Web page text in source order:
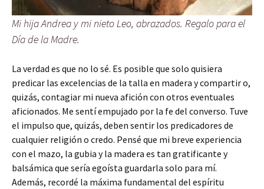
Mi hija Andrea y mi nieto Leo, abrazados. Regalo para el
Día de la Madre.
La verdad es que no lo sé. Es posible que solo quisiera
predicar las excelencias de la talla en madera y compartir o,
quizás, contagiar mi nueva afición con otros eventuales
aficionados. Me sentí empujado por la fe del converso. Tuve
el impulso que, quizás, deben sentir los predicadores de
cualquier religión o credo. Pensé que mi breve experiencia
con el mazo, la gubia y la madera es tan gratificante y
balsámica que sería egoísta guardarla solo para mí.
Además, recordé la máxima fundamental del espíritu